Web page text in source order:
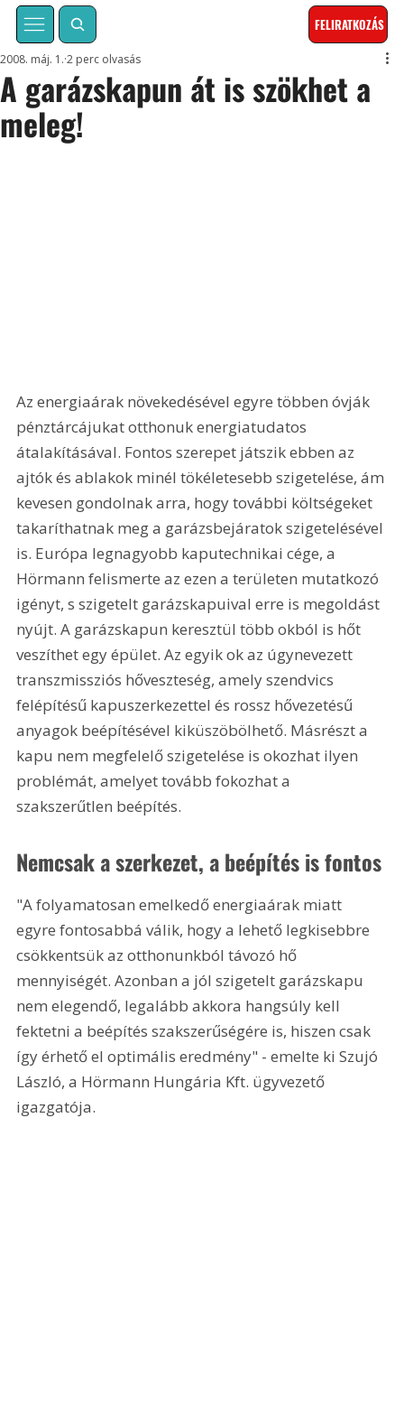
FELIRATKOZÁS
A garázskapun át is szökhet a
meleg!
2008. máj. 1. 2 perc olvasás
Az energiaárak növekedésével egyre többen óvják
pénztárcájukat otthonuk energiatudatos
átalakításával. Fontos szerepet játszik ebben az
ajtók és ablakok minél tökéletesebb szigetelése, ám
kevesen gondolnak arra, hogy további költségeket
takaríthatnak meg a garázsbejáratok szigetelésével
is. Európa legnagyobb kaputechnikai cége, a
Hörmann felismerte az ezen a területen mutatkozó
igényt, s szigetelt garázskapuival erre is megoldást
nyújt. A garázskapun keresztül több okból is hőt
veszíthet egy épület. Az egyik ok az úgynevezett
transzmissziós hőveszteség, amely szendvics
felépítésű kapuszerkezettel és rossz hővezetésű
anyagok beépítésével kiküszöbölhető. Másrészt a
kapu nem megfelelő szigetelése is okozhat ilyen
problémát, amelyet tovább fokozhat a
szakszerűtlen beépítés.
Nemcsak a szerkezet, a beépítés is fontos
"A folyamatosan emelkedő energiaárak miatt
egyre fontosabbá válik, hogy a lehető legkisebbre
csökkentsük az otthonunkból távozó hő
mennyiségét. Azonban a jól szigetelt garázskapu
nem elegendő, legalább akkora hangsúly kell
fektetni a beépítés szakszerűségére is, hiszen csak
így érhető el optimális eredmény" - emelte ki Szujó
László, a Hörmann Hungária Kft. ügyvezető
igazgatója.